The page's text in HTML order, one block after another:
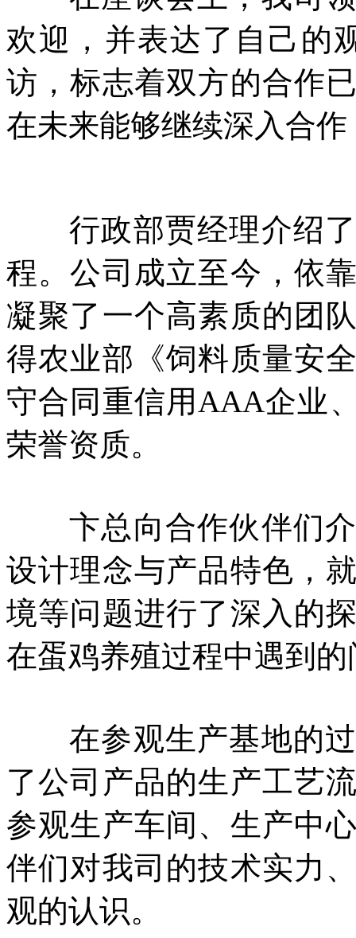
欢迎，并表达了自己的
访，标志着双方的合作
在未来能够继续深入合
行政部贾经理介绍
程。公司成立至今，依
凝聚了一个高素质的团
得农业部《饲料质量安
守合同重信用AAA企业
荣誉资质。
卞总向合作伙伴们
设计理念与产品特色，
境等问题进行了深入的
在蛋鸡养殖过程中遇到的
在参观生产基地的
了公司产品的生产工艺
参观生产车间、生产中
伴们对我司的技术实力
观的认识。